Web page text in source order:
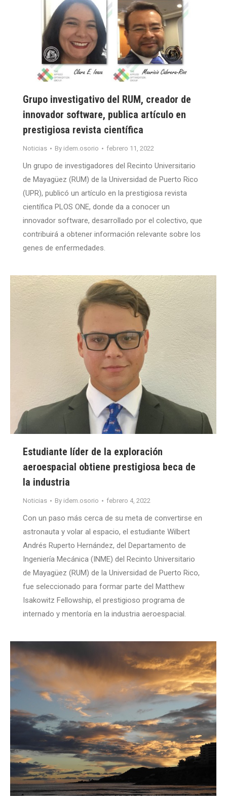
Grupo investigativo del RUM, creador de
innovador software, publica artículo en
prestigiosa revista científica
Noticias By idem.osorio febrero 11, 2022
Un grupo de investigadores del Recinto Universitario
de Mayagüez (RUM) de la Universidad de Puerto Rico
(UPR), publicó un artículo en la prestigiosa revista
científica PLOS ONE, donde da a conocer un
innovador software, desarrollado por el colectivo, que
contribuirá a obtener información relevante sobre los
genes de enfermedades.
Estudiante líder de la exploración
aeroespacial obtiene prestigiosa beca de
la industria
Noticias By idem.osorio febrero 4, 2022
Con un paso más cerca de su meta de convertirse en
astronauta y volar al espacio, el estudiante Wilbert
Andrés Ruperto Hernández, del Departamento de
Ingeniería Mecánica (INME) del Recinto Universitario
de Mayagüez (RUM) de la Universidad de Puerto Rico,
fue seleccionado para formar parte del Matthew
Isakowitz Fellowship, el prestigioso programa de
internado y mentoría en la industria aeroespacial.